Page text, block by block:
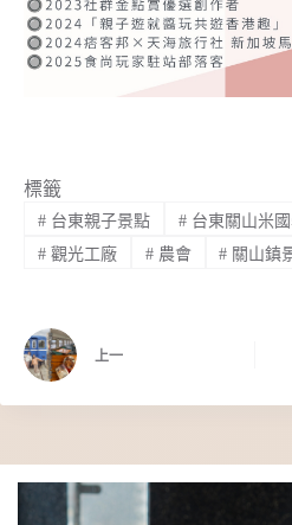
標籤
#台東親子景點 #台東關山米
#觀光工廠 #農會 # 關山鎮
上一